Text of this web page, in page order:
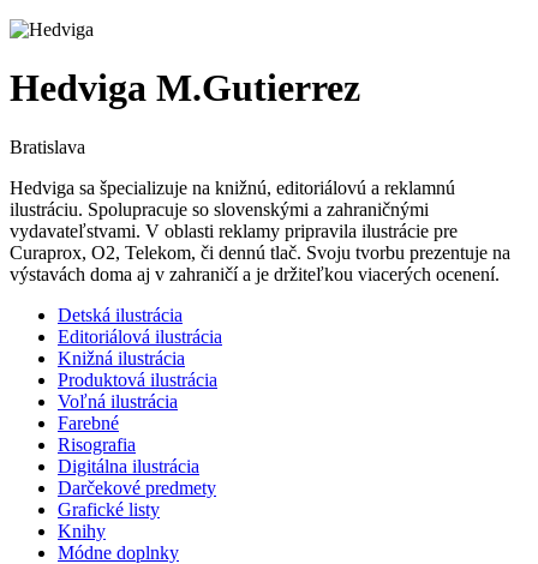
Hedviga M.Gutierrez
Bratislava
Hedviga sa špecializuje na knižnú, editoriálovú a reklamnú
ilustráciu. Spolupracuje so slovenskými a zahraničnými
vydavateľstvami. V oblasti reklamy pripravila ilustrácie pre
Curaprox, O2, Telekom, či dennú tlač. Svoju tvorbu prezentuje na
výstavách doma aj v zahraničí a je držiteľkou viacerých ocenení.
Detská ilustrácia
Editoriálová ilustrácia
Knižná ilustrácia
Produktová ilustrácia
Voľná ilustrácia
Farebné
Risografia
Digitálna ilustrácia
Darčekové predmety
Grafické listy
Knihy
Módne doplnky